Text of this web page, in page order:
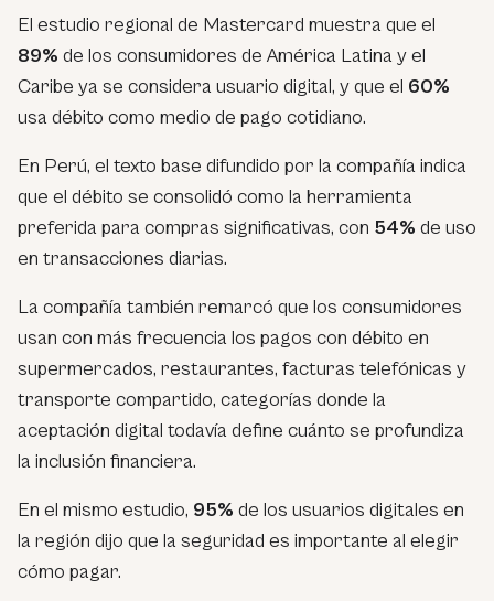
El estudio regional de Mastercard muestra que el
89% de los consumidores de América Latina y el
Caribe ya se considera usuario digital, y que el 60%
usa débito como medio de pago cotidiano.
En Perú, el texto base difundido por la compañía indica
que el débito se consolidó como la herramienta
preferida para compras significativas, con 54% de uso
en transacciones diarias.
La compañía también remarcó que los consumidores
usan con más frecuencia los pagos con débito en
supermercados, restaurantes, facturas telefónicas y
transporte compartido, categorías donde la
aceptación digital todavía define cuánto se profundiza
la inclusión financiera.
En el mismo estudio, 95% de los usuarios digitales en
la región dijo que la seguridad es importante al elegir
cómo pagar.